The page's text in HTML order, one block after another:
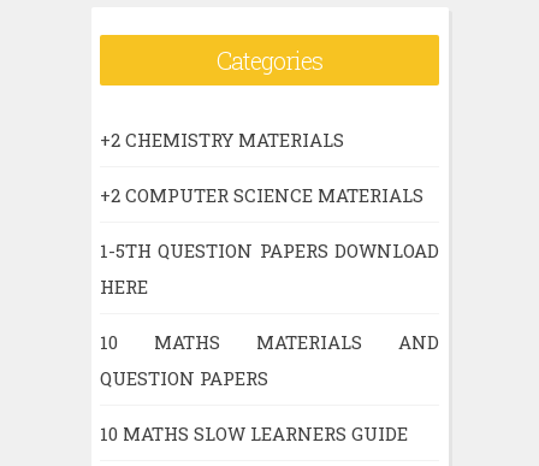
Categories
+2 CHEMISTRY MATERIALS
+2 COMPUTER SCIENCE MATERIALS
1-5TH QUESTION PAPERS DOWNLOAD
HERE
10 MATHS MATERIALS AND
QUESTION PAPERS
10 MATHS SLOW LEARNERS GUIDE